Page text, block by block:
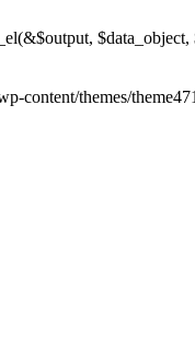
content/themes/